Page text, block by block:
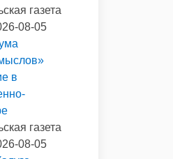
газета
08-05
в
газета
08-05